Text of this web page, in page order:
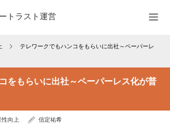
トラスト運営
テレワークでもハンコをもらいに出社～ペーパーレ
をもらいに出社～ペーパーレス化が普
性向上 信定祐希